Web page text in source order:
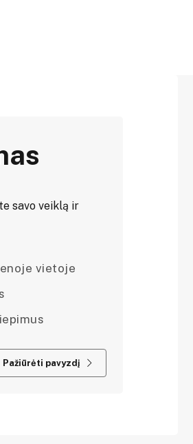
savo veiklą ir
vietoje
Pažiūrėti pavyzdį